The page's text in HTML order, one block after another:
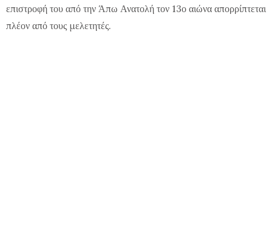
επιστροφή του από την Άπω Ανατολή τον 13ο αιώνα απορρίπτεται
πλέον από τους μελετητές.